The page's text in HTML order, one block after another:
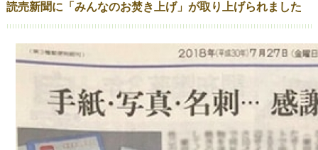
読売新聞に「みんなのお焚き上げ」が取り上げられました